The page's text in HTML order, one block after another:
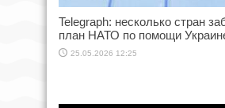
Telegraph: несколько стран
план НАТО по помощи
25.05.2026 12:25